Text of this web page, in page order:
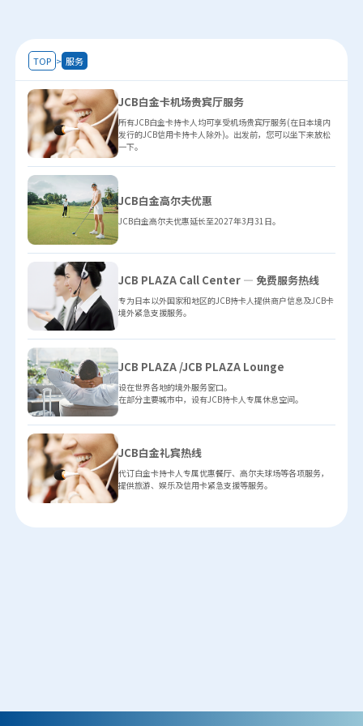
TOP > 服务
JCB白金卡机场贵宾厅服务
所有JCB白金卡持卡人均可享受机场贵宾厅服务(在日本境内
发行的JCB信用卡持卡人除外)。出发前，您可以坐下来放松
一下。
JCB白金高尔夫优惠
JCB白金高尔夫优惠延长至2027年3月31日。
JCB PLAZA Call Center ― 免费服务热线
专为日本以外国家和地区的JCB持卡人提供商户信息及JCB卡
境外紧急支援服务。
JCB PLAZA /JCB PLAZA Lounge
设在世界各地的境外服务窗口。
在部分主要城市中，设有JCB持卡人专属休息空间。
JCB白金礼宾热线
代订白金卡持卡人专属优惠餐厅、高尔夫球场等各项服务，
提供旅游、娱乐及信用卡紧急支援等服务。